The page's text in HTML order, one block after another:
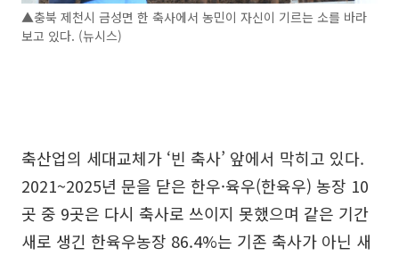
▲충북 제천시 금성면 한 축사에서 농민이 자신이 기르는 소를 바라
보고 있다. (뉴시스)
축산업의 세대교체가 ‘빈 축사’ 앞에서 막히고 있다.
2021~2025년 문을 닫은 한우·육우(한육우) 농장 10
곳 중 9곳은 다시 축사로 쓰이지 못했으며 같은 기간
새로 생긴 한육우농장 86.4%는 기존 축사가 아닌 새